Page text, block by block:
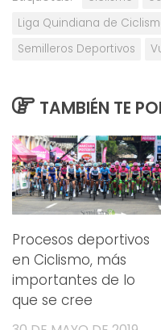
Liga Quindiana de
Semilleros Deportivos
TAMBIÉN TE
Procesos deportivos
en Ciclismo, más
importantes de lo
que se cree